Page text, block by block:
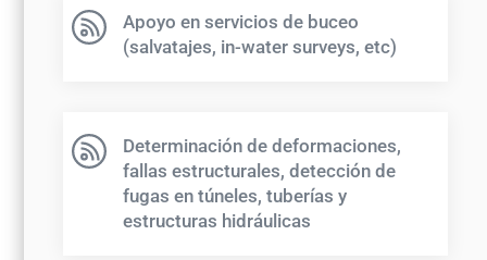
Apoyo en servicios de buceo
(salvatajes, in-water surveys, etc)
Determinación de deformaciones,
fallas estructurales, detección de
fugas en túneles, tuberías y
estructuras hidráulicas